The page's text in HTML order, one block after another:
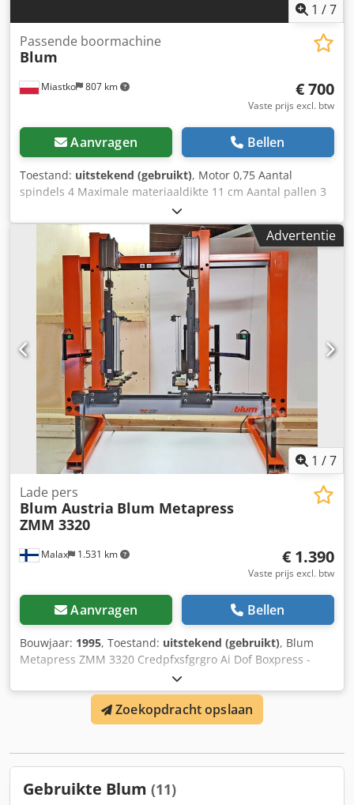
1 /7
Miastko 807 km
Passende boormachine
Blum
€ 700
Vaste prijs excl. btw
Aanvragen Bellen
Toestand: uitstekend (gebruikt), Motor 0,75 Aantal
spindels 4 Maximale materiaaldikte 11 cm Aantal pallen 3
Advertentie
1 /7
Malax 1.531 km
Lade pers
Blum Austria Blum Metapress
ZMM 3320
€ 1.390
Vaste prijs excl. btw
Aanvragen Bellen
Bouwjaar: 1995, Toestand: uitstekend (gebruikt), Blum
Metapress ZMM 3320 Credpfxsfgrgro Ai Dof Boxpress -
Metabox jaar 1995 S/N AA77 Lengte van de loper min 270
mm, max . 650 mm Karkasbreedte min. 300 mm, max 1200
mm Dikte van de bodem min.13mm, max. 16 mm
Pneumatische pers horizontaal en verticaal voor BLUM
Zoekopdracht opslaan
Gebruikte Blum (11)